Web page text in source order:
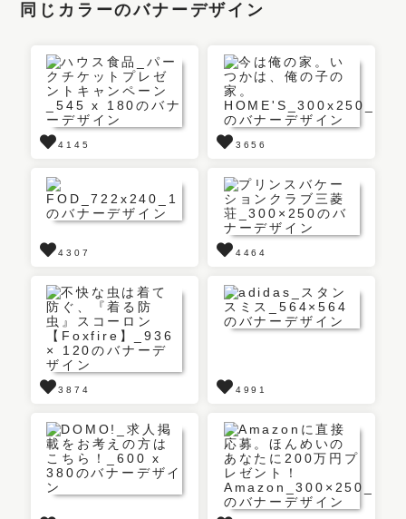
同じカラーのバナーデザイン
4145 3656
4307 4464
3874 4991